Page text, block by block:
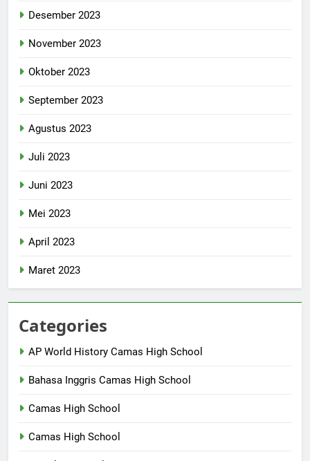
Desember 2023
November 2023
Oktober 2023
September 2023
Agustus 2023
Juli 2023
Juni 2023
Mei 2023
April 2023
Maret 2023
Categories
AP World History Camas High School
Bahasa Inggris Camas High School
Camas High School
Camas High School